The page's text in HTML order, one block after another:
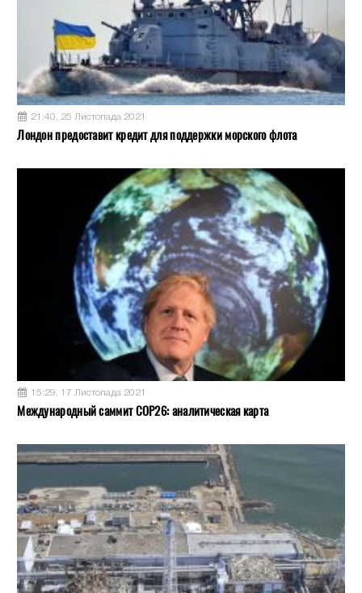
21:40, 25 Листопада 2021
Лондон предоставит кредит для поддержки морского флота
15:29, 17 Листопада 2021
Международный саммит COP26: аналитическая карта